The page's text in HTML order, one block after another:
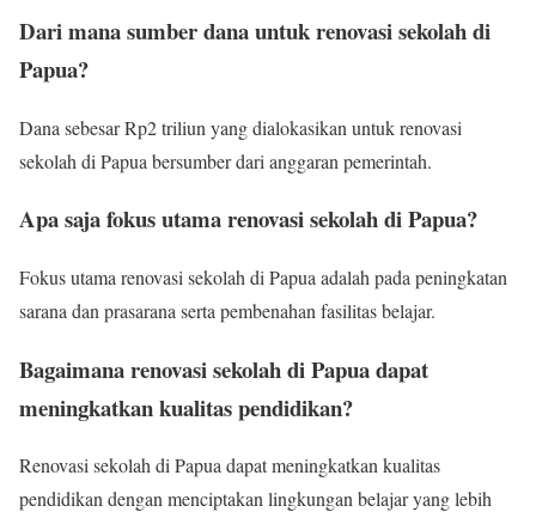
Dari mana sumber dana untuk renovasi sekolah di
Papua?
Dana sebesar Rp2 triliun yang dialokasikan untuk renovasi
sekolah di Papua bersumber dari anggaran pemerintah.
Apa saja fokus utama renovasi sekolah di Papua?
Fokus utama renovasi sekolah di Papua adalah pada peningkatan
sarana dan prasarana serta pembenahan fasilitas belajar.
Bagaimana renovasi sekolah di Papua dapat
meningkatkan kualitas pendidikan?
Renovasi sekolah di Papua dapat meningkatkan kualitas
pendidikan dengan menciptakan lingkungan belajar yang lebih